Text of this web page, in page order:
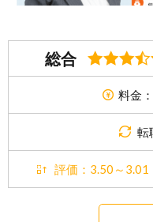
総合
料金
転
評価：3.50～3.01